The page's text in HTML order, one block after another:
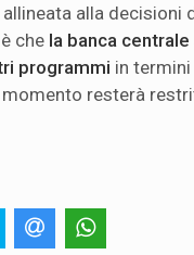
alla decisioni
che la banca
programmi in
resterà